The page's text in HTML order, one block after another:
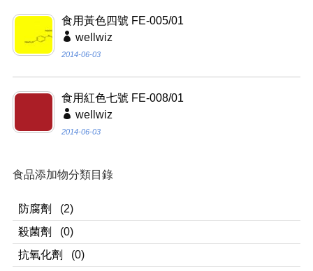
食用黃色四號 FE-005/01
wellwiz
2014-06-03
食用紅色七號 FE-008/01
wellwiz
2014-06-03
食品添加物分類目錄
防腐劑
(2)
殺菌劑
(0)
抗氧化劑
(0)